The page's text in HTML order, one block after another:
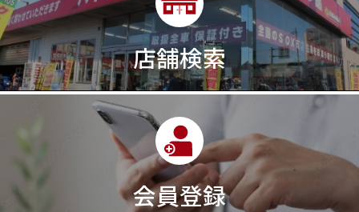
店舗検索
会員登録